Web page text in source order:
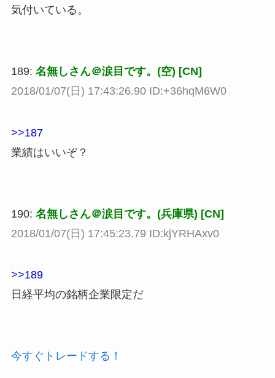
気付いている。
189: 名無しさん＠涙目です。(空) [CN]
2018/01/07(日) 17:43:26.90 ID:+36hqM6W0
>>187
業績はいいぞ？
190: 名無しさん＠涙目です。(兵庫県) [CN]
2018/01/07(日) 17:45:23.79 ID:kjYRHAxv0
>>189
日経平均の銘柄企業限定だ
今すぐトレードする！